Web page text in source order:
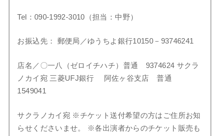
Tel：090-1992-3010（担当：中野）
お振込先： 郵便局／ゆうちよ銀行10150－93746241
店名／〇一八（ゼロイチハチ）普通 9374624 サクラ
ノカイ宛 三菱UFJ銀行 阿佐ヶ谷支店 普通
1549041
サクラノカイ宛 ※チケット送付希望の方はご住所お知
らせくださいませ。 ※各出演者からのチケット販売も